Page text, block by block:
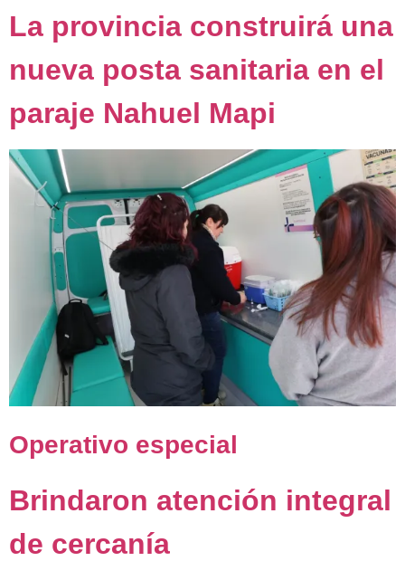
La provincia construirá una
nueva posta sanitaria en el
paraje Nahuel Mapi
Operativo especial
Brindaron atención integral
de cercanía